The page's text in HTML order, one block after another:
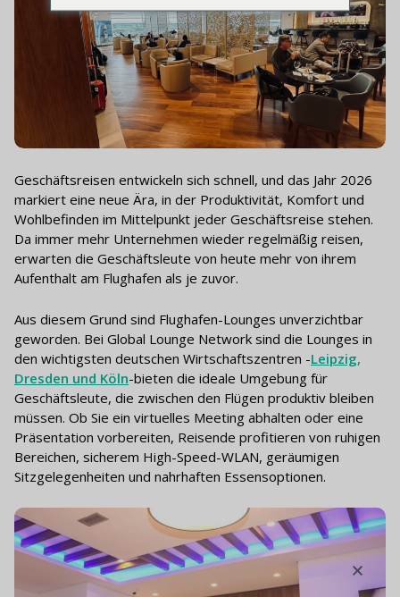
Geschäftsreisen entwickeln sich schnell, und das Jahr 2026
markiert eine neue Ära, in der Produktivität, Komfort und
Wohlbefinden im Mittelpunkt jeder Geschäftsreise stehen.
Da immer mehr Unternehmen wieder regelmäßig reisen,
erwarten die Geschäftsleute von heute mehr von ihrem
Aufenthalt am Flughafen als je zuvor.
Aus diesem Grund sind Flughafen-Lounges unverzichtbar
geworden. Bei Global Lounge Network sind die Lounges in
den wichtigsten deutschen Wirtschaftszentren -Leipzig,
Dresden und Köln-bieten die ideale Umgebung für
Geschäftsleute, die zwischen den Flügen produktiv bleiben
müssen. Ob Sie ein virtuelles Meeting abhalten oder eine
Präsentation vorbereiten, Reisende profitieren von ruhigen
Bereichen, sicherem High-Speed-WLAN, geräumigen
Sitzgelegenheiten und nahrhaften Essensoptionen.